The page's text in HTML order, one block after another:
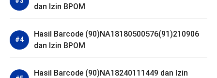
dan Izin BPOM
Hasil Barcode (90)NA18180500576(91)210906
dan Izin BPOM
Hasil Barcode (90)NA18240111449 dan Izin